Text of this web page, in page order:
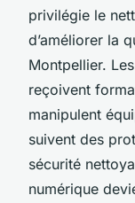
privilégie le
d’améliorer la
Montpellier.
reçoivent
manipulent
suivent des
sécurité
numérique